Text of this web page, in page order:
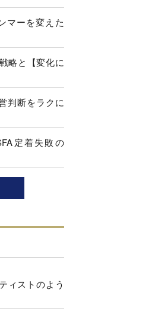
マーを変えた
略と【変化に
判断をラクに
定着失敗の
ィストのよう